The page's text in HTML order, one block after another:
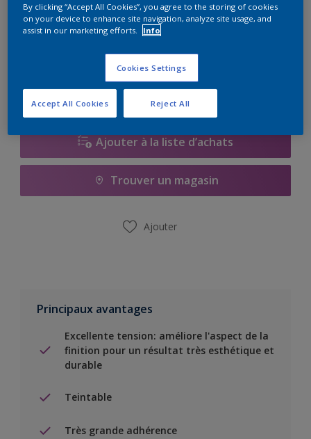
Quantité Calculateur de peinture
Calculer
Ajouter à la liste d’achats
Trouver un magasin
Ajouter
Principaux avantages
Excellente tension: améliore l'aspect de la
finition pour un résultat très esthétique et
durable
Teintable
Très grande adhérence
By clicking “Accept All Cookies”, you agree to the storing of cookies
on your device to enhance site navigation, analyze site usage, and
assist in our marketing efforts.
Info
Cookies Settings
Reject All
Accept All Cookies